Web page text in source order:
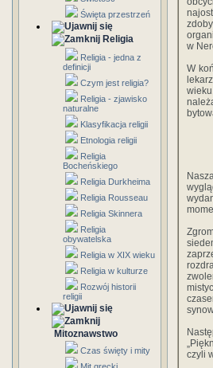
Święta przestrzeń
Religia
Religia - jedna z
definicji
Czym jest religia?
Religia - zjawisko
naturalne
Klasyfikacja religii
Etnologia religii
Religia
Bocheńskiego
Religia Durkheima
Religia Rousseau
Religia Skinnera
Religia
obywatelska
Religia w XIX wieku
Religia w kulturze
Rozwój historii
religii
Mitoznawstwo
Czas święty i mity
w
W
czyli